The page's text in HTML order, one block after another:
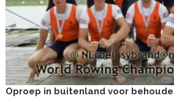
Oproep in buitenland voor